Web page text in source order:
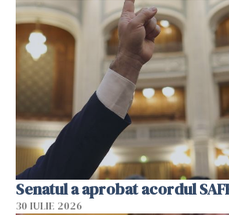
Senatul a aprobat acordul
30 IULIE 2026